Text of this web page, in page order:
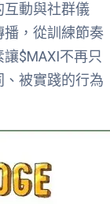
互動與社群儀
，從訓練節奏
$MAXI不再只
被實踐的行為